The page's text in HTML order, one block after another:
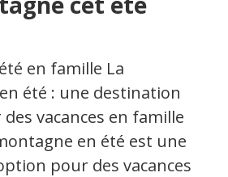
en famille La
été : une destination
vacances en famille
en été est une
pour des vacances